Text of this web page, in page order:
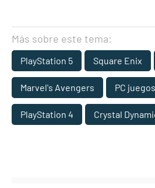
Más sobre este tema:
PlayStation 5 Square Enix
Marvel's Avengers PC juegos
PlayStation 4 Crystal